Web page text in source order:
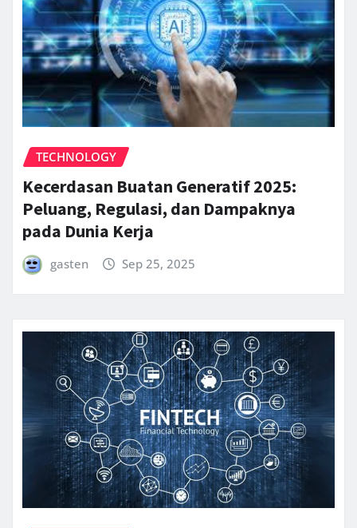
TECHNOLOGY
Kecerdasan Buatan Generatif 2025:
Peluang, Regulasi, dan Dampaknya
pada Dunia Kerja
gasten Sep 25, 2025